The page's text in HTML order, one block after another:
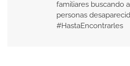
familiares buscando
personas
#HastaEncontrarles